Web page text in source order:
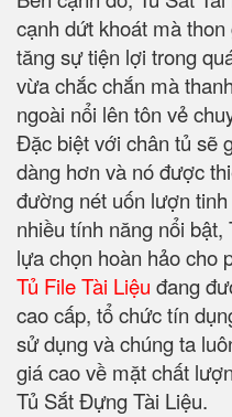
cạnh dứt khoát mà
tăng sự tiện lợi trong
vừa chắc chắn mà
ngoài nổi lên tôn vẻ
Đặc biệt với chân tủ sẽ
dàng hơn và nó được
đường nét uốn lượn
nhiều tính năng nổi bật,
lựa chọn hoàn hảo cho
Tủ File Tài Liệu đang
cao cấp, tổ chức tín
sử dụng và chúng ta
giá cao về mặt chất
Tủ Sắt Đựng Tài Liệu.